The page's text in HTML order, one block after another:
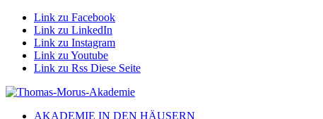
Link zu Facebook
Link zu LinkedIn
Link zu Instagram
Link zu Youtube
Link zu Rss Diese Seite
AKADEMIE IN DEN HÄUSERN